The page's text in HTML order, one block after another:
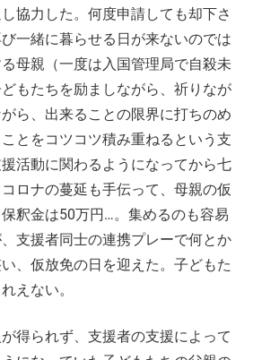
協力した。何度申請しても却下さ
一緒に暮らせる日が来ないのでは
母親（一度は入国管理局で自殺未
もたちを励ましながら、祈りなが
ら、出来ることの限界に打ちのめ
とをコツコツ積み重ねるという支
活動に関わるようになってから七
ロナの蔓延も手伝って、母親の仮
釈金は50万円…。集めるのも容易
支援者同士の連携プレーで何とか
、仮放免の日を迎えた。子どもた
えない。
得られず、支援者の支援によって